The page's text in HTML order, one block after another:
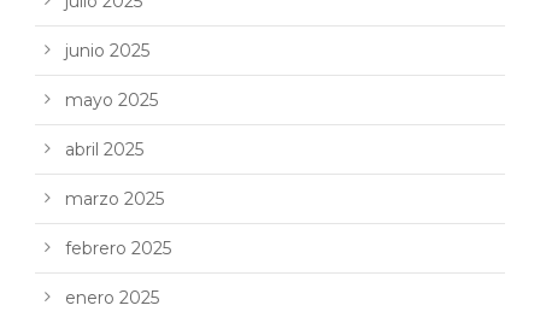
junio 2025
mayo 2025
abril 2025
marzo 2025
febrero 2025
enero 2025